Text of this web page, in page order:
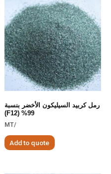
رمل كربيد السيليكون الأخضر بنسبة
99% (F12)
/MT
Add to quote